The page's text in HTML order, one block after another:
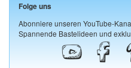
Folge uns
Abonniere unseren YouTube-
Spannende Bastelideen und